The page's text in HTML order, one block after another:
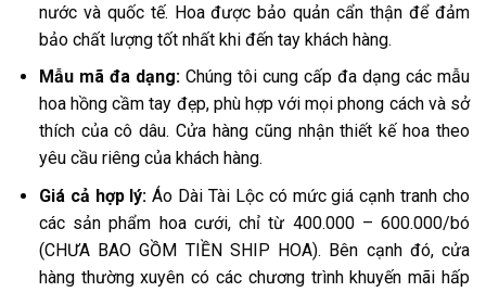
nước và quốc tế. Hoa được bảo quản cẩn thận để đảm
bảo chất lượng tốt nhất khi đến tay khách hàng.
Mẫu mã đa dạng:Chúng tôi cung cấp đa dạng các mẫu
hoa hồng cầm tay đẹp, phù hợp với mọi phong cách và sở
thích của cô dâu. Cửa hàng cũng nhận thiết kế hoa theo
yêu cầu riêng của khách hàng.
Giá cả hợp lý: Áo Dài Tài Lộc có mức giá cạnh tranh cho
các sản phẩm hoa cưới, chỉ từ 400.000 – 600.000/bó
(CHƯA BAO GỒM TIỀN SHIP HOA). Bên cạnh đó, cửa
hàng thường xuyên có các chương trình khuyến mãi hấp